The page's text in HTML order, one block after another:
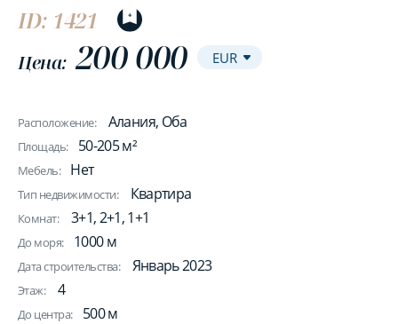
ID: 1421
Цена: 200 000
Расположение: Алания, Оба
Площадь: 50-205 м²
Мебель: Нет
Тип недвижимости: Квартира
Комнат: 3+1, 2+1, 1+1
До моря: 1000 м
Дата строительства: Январь 2023
Этаж: 4
До центра: 500 м